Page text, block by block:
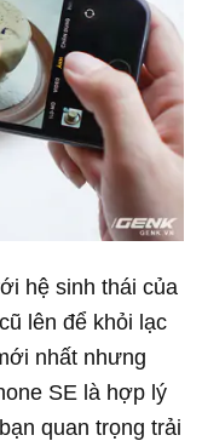
hệ sinh thái của
lên để khỏi lạc
nhất nhưng
SE là hợp lý
quan trọng trải